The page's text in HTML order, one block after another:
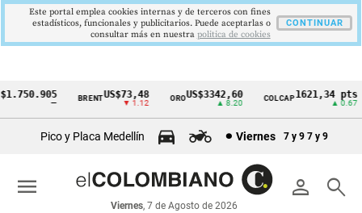
Cintillo
económicos
Colombia
BRENTUS$73,48
▼ 1.12
OROUS$3342,60
▲ 8.20
COLCAP1621,34 pts
▲ 0.67
Pico y Placa Medellín Viernes 7 y 9 7 y 9
person search
Viernes, 7 de Agosto de 2026
menu
Este portal emplea cookies internas y de terceros con fines
estadísticos, funcionales y publicitarios. Puede aceptarlas o
consultar más en nuestra politica de cookies
CONTINUAR